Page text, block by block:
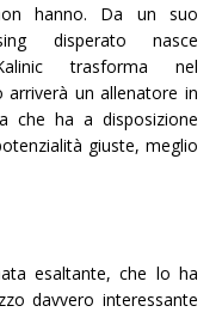
hanno. Da un suo
disperato nasce
trasforma nel
un allenatore in
che ha a disposizione
giuste, meglio
esaltante, che lo ha
davvero interessante